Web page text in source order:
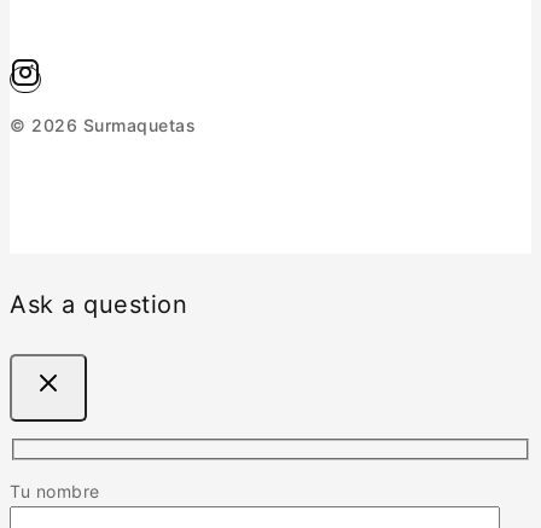
© 2026 Surmaquetas
Ask a question
Tu nombre